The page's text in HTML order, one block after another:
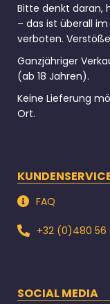
Bitte denkt daran,
– das ist überall
verboten.
Ganzjähriger
(ab 18 Jahren).
Keine Lieferung
Ort.
FAQ
+32 (0)480 56
SOCIAL MEDIA